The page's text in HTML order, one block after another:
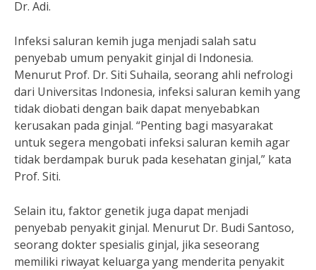
Dr. Adi.
Infeksi saluran kemih juga menjadi salah satu
penyebab umum penyakit ginjal di Indonesia.
Menurut Prof. Dr. Siti Suhaila, seorang ahli nefrologi
dari Universitas Indonesia, infeksi saluran kemih yang
tidak diobati dengan baik dapat menyebabkan
kerusakan pada ginjal. “Penting bagi masyarakat
untuk segera mengobati infeksi saluran kemih agar
tidak berdampak buruk pada kesehatan ginjal,” kata
Prof. Siti.
Selain itu, faktor genetik juga dapat menjadi
penyebab penyakit ginjal. Menurut Dr. Budi Santoso,
seorang dokter spesialis ginjal, jika seseorang
memiliki riwayat keluarga yang menderita penyakit